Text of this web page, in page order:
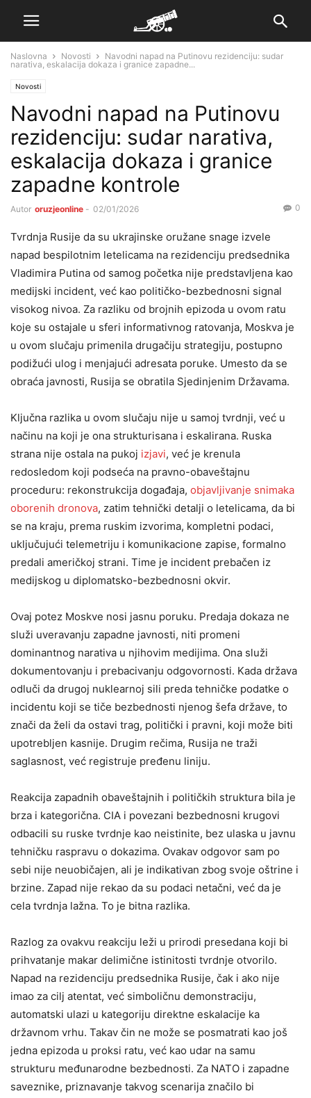
Naslovna Novosti
Navodni napad na Putinovu rezidenciju: sudar
narativa, eskalacija dokaza i granice zapadne...
Novosti
Navodni napad na Putinovu
rezidenciju: sudar narativa,
eskalacija dokaza i granice
zapadne kontrole
Autor oruzjeonline - 02/01/2026 0
Tvrdnja Rusije da su ukrajinske oružane snage izvele
napad bespilotnim letelicama na rezidenciju predsednika
Vladimira Putina od samog početka nije predstavljena kao
medijski incident, već kao političko-bezbednosni signal
visokog nivoa. Za razliku od brojnih epizoda u ovom ratu
koje su ostajale u sferi informativnog ratovanja, Moskva je
u ovom slučaju primenila drugačiju strategiju, postupno
podižući ulog i menjajući adresata poruke. Umesto da se
obraća javnosti, Rusija se obratila Sjedinjenim Državama.
Ključna razlika u ovom slučaju nije u samoj tvrdnji, već u
načinu na koji je ona strukturisana i eskalirana. Ruska
strana nije ostala na pukoj izjavi, već je krenula
redosledom koji podseća na pravno-obaveštajnu
proceduru: rekonstrukcija događaja, objavljivanje snimaka
oborenih dronova, zatim tehnički detalji o letelicama, da bi
se na kraju, prema ruskim izvorima, kompletni podaci,
uključujući telemetriju i komunikacione zapise, formalno
predali američkoj strani. Time je incident prebačen iz
medijskog u diplomatsko-bezbednosni okvir.
Ovaj potez Moskve nosi jasnu poruku. Predaja dokaza ne
služi uveravanju zapadne javnosti, niti promeni
dominantnog narativa u njihovim medijima. Ona služi
dokumentovanju i prebacivanju odgovornosti. Kada država
odluči da drugoj nuklearnoj sili preda tehničke podatke o
incidentu koji se tiče bezbednosti njenog šefa države, to
znači da želi da ostavi trag, politički i pravni, koji može biti
upotrebljen kasnije. Drugim rečima, Rusija ne traži
saglasnost, već registruje pređenu liniju.
Reakcija zapadnih obaveštajnih i političkih struktura bila je
brza i kategorična. CIA i povezani bezbednosni krugovi
odbacili su ruske tvrdnje kao neistinite, bez ulaska u javnu
tehničku raspravu o dokazima. Ovakav odgovor sam po
sebi nije neuobičajen, ali je indikativan zbog svoje oštrine i
brzine. Zapad nije rekao da su podaci netačni, već da je
cela tvrdnja lažna. To je bitna razlika.
Razlog za ovakvu reakciju leži u prirodi presedana koji bi
prihvatanje makar delimične istinitosti tvrdnje otvorilo.
Napad na rezidenciju predsednika Rusije, čak i ako nije
imao za cilj atentat, već simboličnu demonstraciju,
automatski ulazi u kategoriju direktne eskalacije ka
državnom vrhu. Takav čin ne može se posmatrati kao još
jedna epizoda u proksi ratu, već kao udar na samu
strukturu međunarodne bezbednosti. Za NATO i zapadne
saveznike, priznavanje takvog scenarija značilo bi